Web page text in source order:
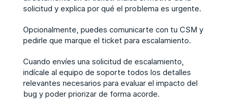
solicitud y explica por qué el problema es urgente.
Opcionalmente, puedes comunicarte con tu CSM y
pedirle que marque el ticket para escalamiento.
Cuando envíes una solicitud de escalamiento,
indícale al equipo de soporte todos los detalles
relevantes necesarios para evaluar el impacto del
bug y poder priorizar de forma acorde.